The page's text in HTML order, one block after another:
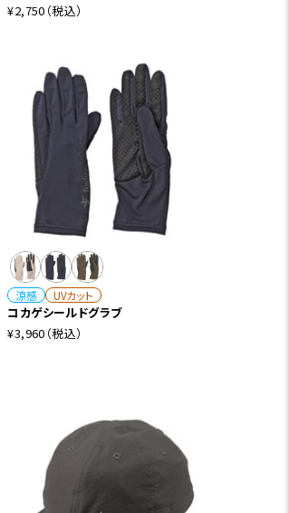
¥2,750 （税込）
涼感 UVカット
コカゲシールドグラブ
¥3,960 （税込）